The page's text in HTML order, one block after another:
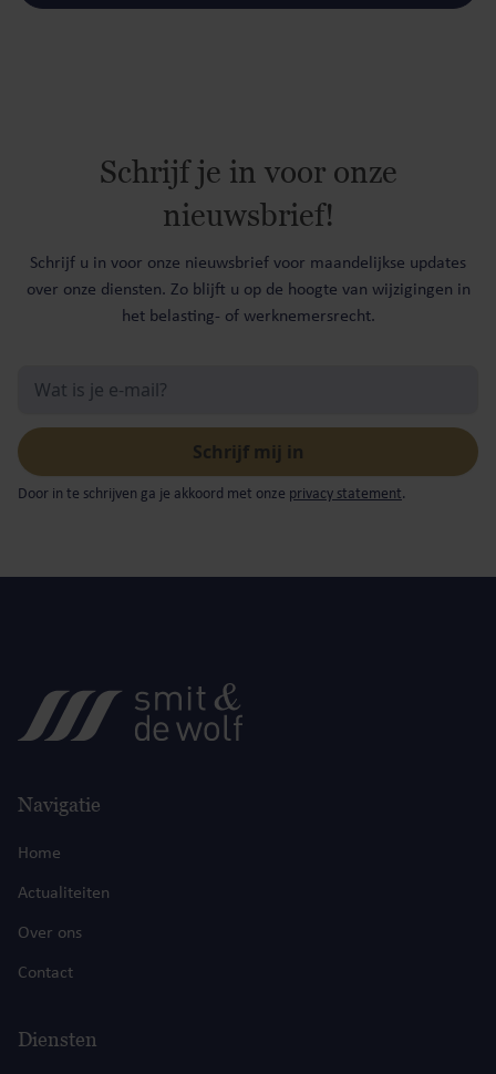
Schrijf je in voor onze
nieuwsbrief!
Schrijf u in voor onze nieuwsbrief voor maandelijkse updates
over onze diensten. Zo blijft u op de hoogte van wijzigingen in
het belasting- of werknemersrecht.
Door in te schrijven ga je akkoord met onze privacy statement.
Navigatie
Home
Actualiteiten
Over ons
Contact
Diensten